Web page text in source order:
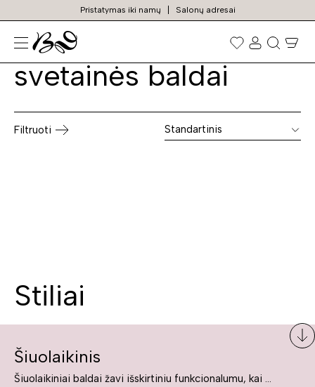
Pristatymas iki namų Salonų adresai
Prekių
paieška
Natūralaus medžio
svetainės baldai
Filtruoti Standartinis
Stiliai
Šiuolaikinis
Šiuolaikiniai baldai žavi išskirtiniu funkcionalumu, kai kurie jų pelnytai net pavadinami meno kūriniais, nes jie tikrai yra išskirtiniai, originalūs ir puikiai atliepiantys į šiuolaikinių žmonių poreikius bei gyvenimo būdo ypatumus.